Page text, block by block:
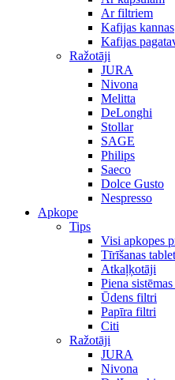
Ar filtriem
Kafijas kannas
Kafijas
Ražotāji
JURA
Nivona
Melitta
DeLonghi
Stollar
SAGE
Philips
Saeco
Dolce Gusto
Nespresso
Apkope
Tips
Visi apkopes
Tīrīšanas
Atkaļķotāji
Piena
Ūdens filtri
Papīra filtri
Citi
Ražotāji
JURA
Nivona